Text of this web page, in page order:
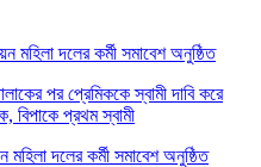
মহিলা দলের কর্মী সমাবেশ অনুষ্ঠিত
পর প্রেমিককে স্বামী দাবি করে
বিপাকে প্রথম স্বামী
মহিলা দলের কর্মী সমাবেশ অনুষ্ঠিত